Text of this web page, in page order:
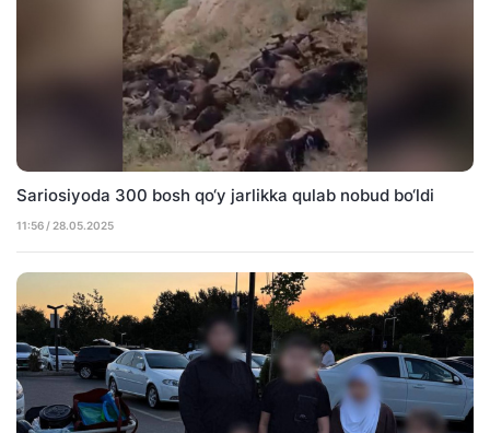
Sariosiyoda 300 bosh qo‘y jarlikka qulab nobud bo‘ldi
11:56 / 28.05.2025